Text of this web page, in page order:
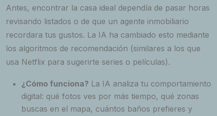
Antes, encontrar la casa ideal dependía de pasar horas
revisando listados o de que un agente inmobiliario
recordara tus gustos. La IA ha cambiado esto mediante
los algoritmos de recomendación (similares a los que
usa Netflix para sugerirte series o películas).
¿Cómo funciona? La IA analiza tu comportamiento
digital: qué fotos ves por más tiempo, qué zonas
buscas en el mapa, cuántos baños prefieres y